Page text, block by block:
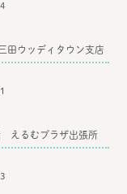
田ウッディタウン支店
えるむプラザ出張所